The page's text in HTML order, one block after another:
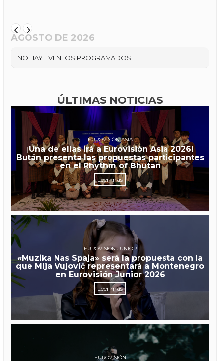
AGOSTO DE 2026
NO HAY EVENTOS PROGRAMADOS
ÚLTIMAS NOTICIAS
EUROVISIÓN ASIA
¡Una de ellas irá a Eurovisión Asia 2026!
Bután presenta las propuestas participantes
en el Rhythm of Bhutan
Leer más
EUROVISIÓN JUNIOR
«Muzika Nas Spaja» será la propuesta con la
que Mija Vujović representará a Montenegro
en Eurovisión Junior 2026
Leer más
EUROVISIÓN